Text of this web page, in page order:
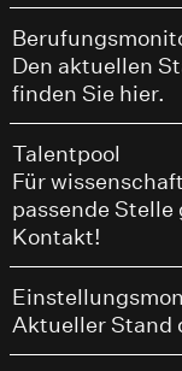
Den aktuellen
finden Sie hier.
Talentpool
Für
passende
Kontakt!
Aktueller Stand